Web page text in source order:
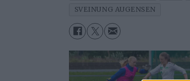
SVEINUNG AUGENSEN